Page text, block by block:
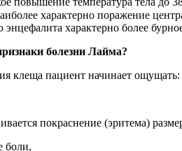
характерно поражение
характерно более
болезни Лайма?
клеща пациент начинает ощущать:
покраснение (эритема)
боли,